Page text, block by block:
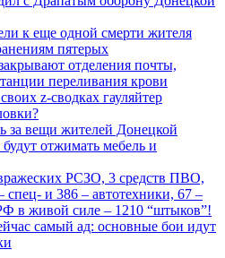
к еще одной смерти жителя
пятерых
отделения почты,
переливания крови
z-сводках гауляйтер
за вещи жителей Донецкой
отжимать мебель и
РСЗО, 3 средств ПВО,
спец- и 386 – автотехники, 67 –
в живой силе – 1210 “штыков”!
самый ад: основные бои идут